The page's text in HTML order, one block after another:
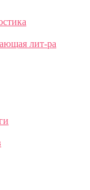
лит-ра